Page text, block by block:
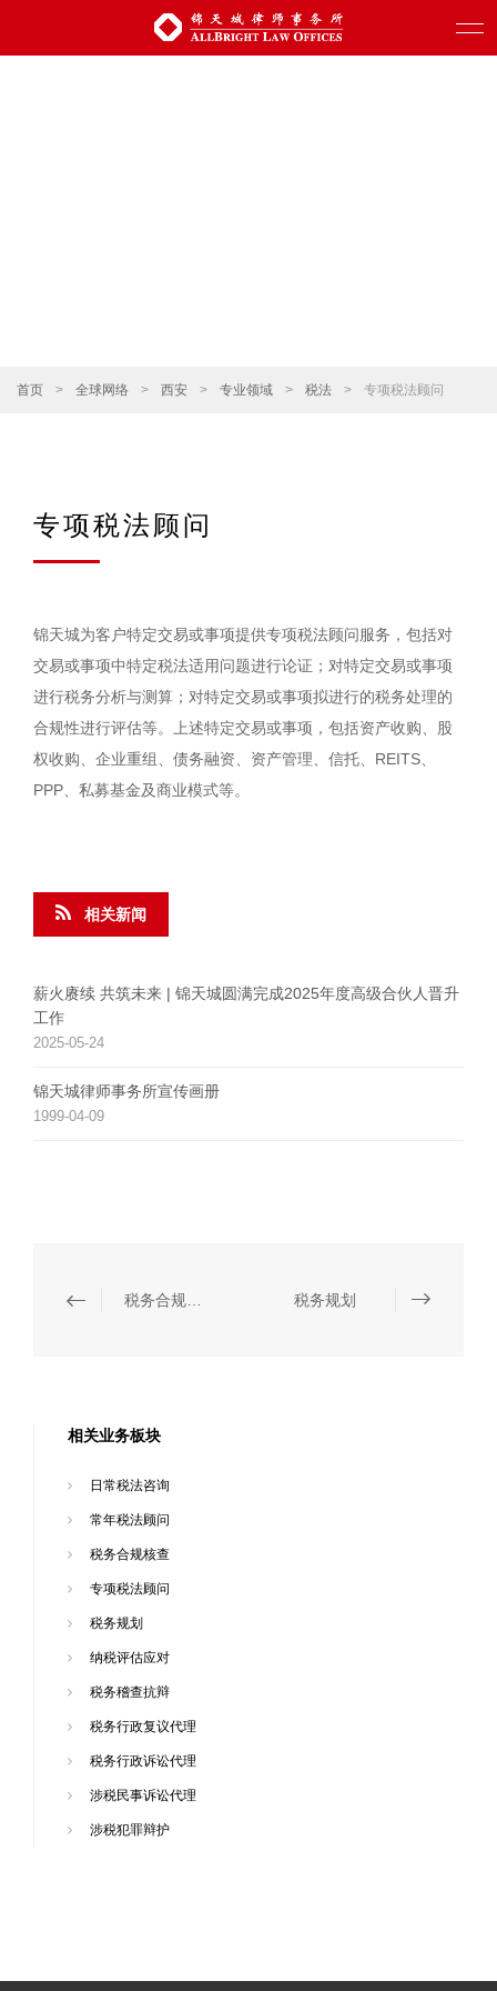
首页 > 全球网络 > 西安 > 专业领域 > 税法 > 专项税法顾问
专项税法顾问
锦天城为客户特定交易或事项提供专项税法顾问服务，包括对
交易或事项中特定税法适用问题进行论证；对特定交易或事项
进行税务分析与测算；对特定交易或事项拟进行的税务处理的
合规性进行评估等。上述特定交易或事项，包括资产收购、股
权收购、企业重组、债务融资、资产管理、信托、REITS、
PPP、私募基金及商业模式等。
相关新闻
薪火赓续 共筑未来 | 锦天城圆满完成2025年度高级合伙人晋升
工作
2025-05-24
锦天城律师事务所宣传画册
1999-04-09
税务规划
相关业务板块
日常税法咨询
常年税法顾问
税务合规核查
专项税法顾问
税务规划
纳税评估应对
税务稽查抗辩
税务行政复议代理
税务行政诉讼代理
涉税民事诉讼代理
涉税犯罪辩护